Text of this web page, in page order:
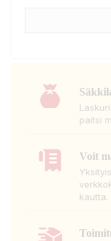
paitsi
Voit
kautta.